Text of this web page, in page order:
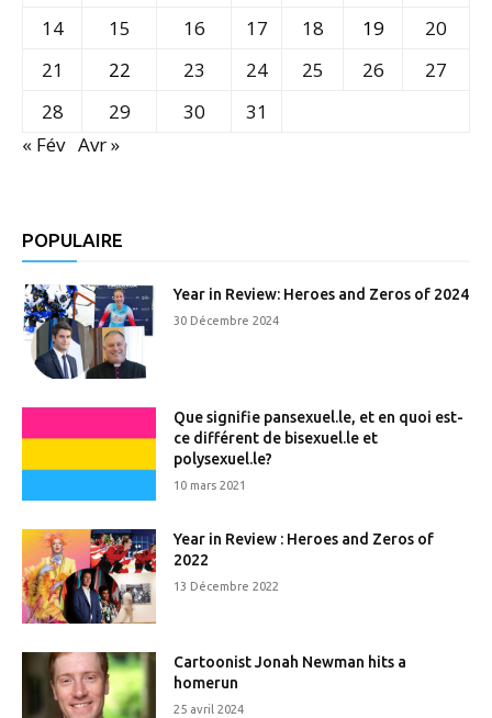
14
15 16 17 18 19
20
21
22 23 24 25 26
27
28
29 30
31
« Fév Avr »
POPULAIRE
Year in Review: Heroes and Zeros of 2024
30 Décembre 2024
Que signifie pansexuel.le, et en quoi est-
ce différent de bisexuel.le et
polysexuel.le?
10 mars 2021
Year in Review : Heroes and Zeros of
2022
13 Décembre 2022
Cartoonist Jonah Newman hits a
homerun
25 avril 2024